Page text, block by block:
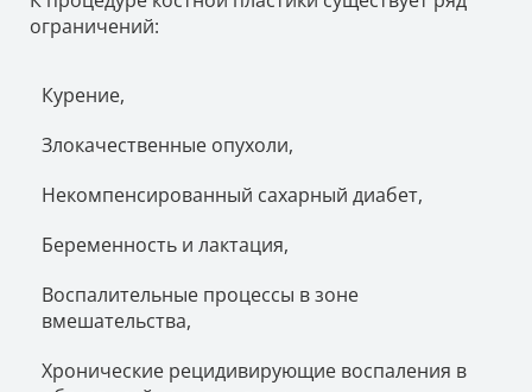
ограничений:
Курение,
Злокачественные опухоли,
Некомпенсированный сахарный диабет,
Беременность и лактация,
Воспалительные процессы в зоне
вмешательства,
Хронические рецидивирующие воспаления в